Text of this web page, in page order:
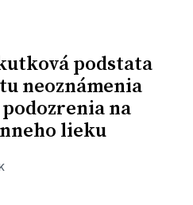
podstata
neoznámenia
na
lieku